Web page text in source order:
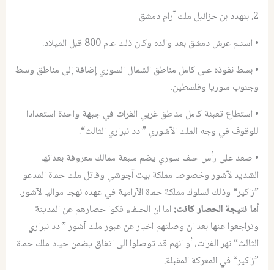
2. بنهدد بن حزائيل ملك آرام دمشق
• استلم عرش دمشق بعد والده وكان ذلك عام 800 قبل الميلاد.
• بسط نفوذه على كامل مناطق الشمال السوري إضافة إلى مناطق وسط
وجنوب سوريا وفلسطين.
• استطاع تعبئة كامل مناطق غربي الفرات في جبهة واحدة استعدادا
للوقوف في وجه الملك الآشوري ”ادد نبراري الثالث“.
• صعد على رأس حلف سوري يضم سبعة ممالك معروفة بعدائها
الشديد لآشور وخصوصا مملكة بيت آجوشي وقاتل ملك حماة المدعو
”زاكير“ وذلك لسلوك مملكة حماة الآرامية في عهده نهجا مواليا لآشور.
أما نتيجة الحصار كانت: اما ان الحلفاء فكوا حصارهم عن المدينة
وتراجعوا عنها بعد ان وصلتهم اخبار عن عبور ملك آشور ”ادد نبراري
الثالث“ نهر الفرات، أو انهم قد توصلوا الى اتفاق يضمن حياد ملك حماة
”زاكير“ في المعركة المقبلة.